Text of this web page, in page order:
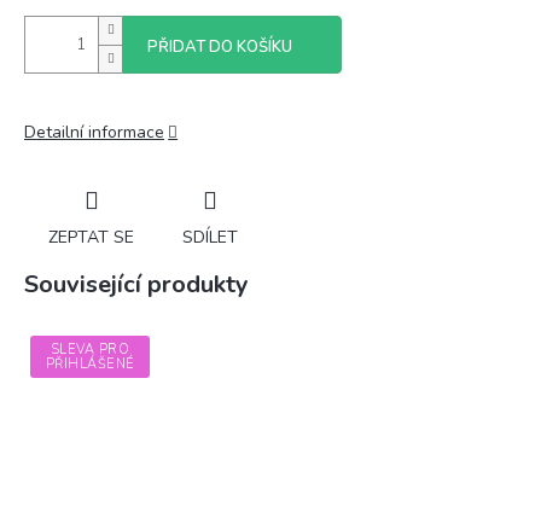
PŘIDAT DO KOŠÍKU
Detailní informace
ZEPTAT SE SDÍLET
Související produkty
SLEVA PRO
PŘIHLÁŠENÉ